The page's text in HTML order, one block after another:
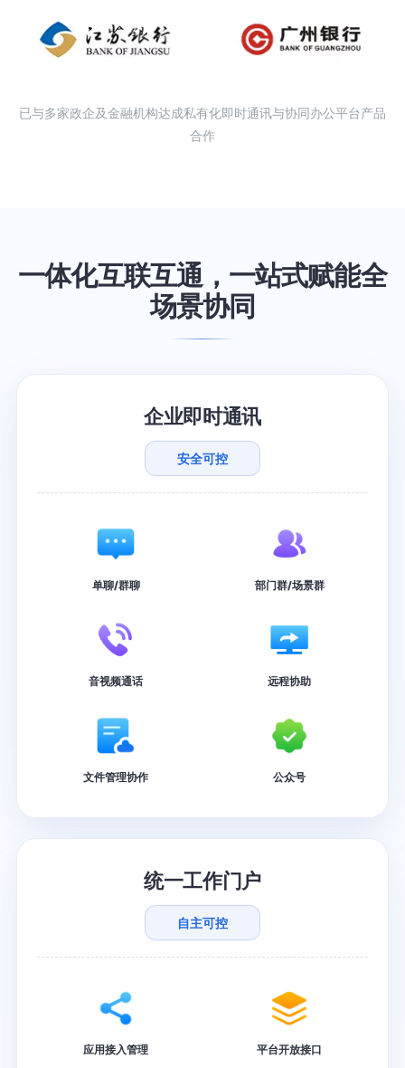
已与多家政企及金融机构达成私有化即时通讯与协同办公平台产品
合作
一体化互联互通，一站式赋能全
场景协同
企业即时通讯
安全可控
单聊/群聊
音视频通话
文件管理协作
部门群/场景群
远程协助
公众号
统一工作门户
自主可控
应用接入管理 平台开放接口